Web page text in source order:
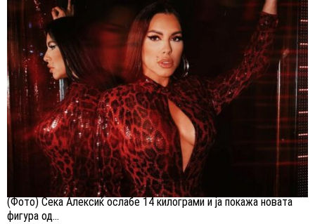
(Фото) Сека Алексиќ ослабе 14 килограми и ја покажа новата
фигура од...